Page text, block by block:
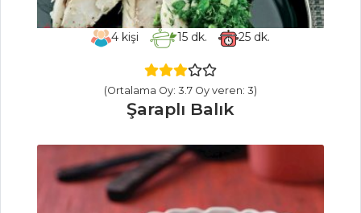
Şefler'den tam
ölçüsünde Dulce
tarifi
Pratik Lavaş
Noktaları
En kolay çam
kozalağı pekmezi
4kişi 15 dk. 25 dk.
(Ortalama Oy: 3.7 Oy veren: 3)
Şaraplı Balık